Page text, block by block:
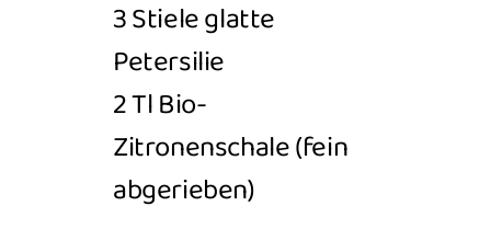
3Stiele glatte
Petersilie
2Tl Bio-
Zitronenschale (fein
abgerieben)